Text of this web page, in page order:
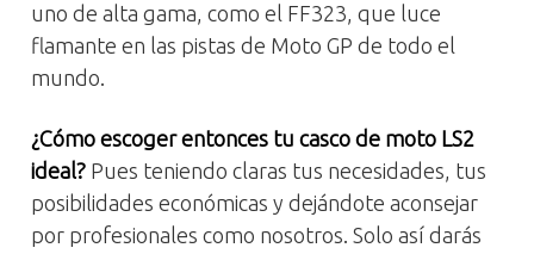
uno de alta gama, como el FF323, que luce
flamante en las pistas de Moto GP de todo el
mundo.
¿Cómo escoger entonces tu casco de moto LS2
ideal? Pues teniendo claras tus necesidades, tus
posibilidades económicas y dejándote aconsejar
por profesionales como nosotros. Solo así darás